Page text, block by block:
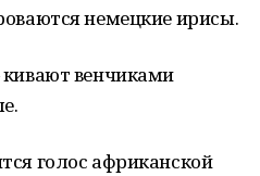
немецкие ирисы.
венчиками
голос африканской